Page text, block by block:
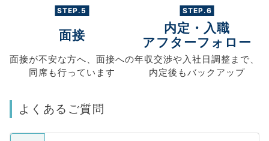
STEP.5
面接
面接が不安な方へ、 面接への
同席も行っています
STEP.6
内定・入職
アフターフォロー
年収交渉や入社日調整まで、
内定後もバックアップ
よくあるご質問